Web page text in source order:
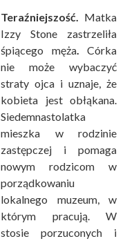
Teraźniejszość. Matka
Izzy Stone zastrzeliła
śpiącego męża. Córka
nie może wybaczyć
straty ojca i uznaje, że
kobieta jest obłąkana.
Siedemnastolatka
mieszka w rodzinie
zastępczej i pomaga
nowym rodzicom w
porządkowaniu
lokalnego muzeum, w
którym pracują. W
stosie porzuconych i